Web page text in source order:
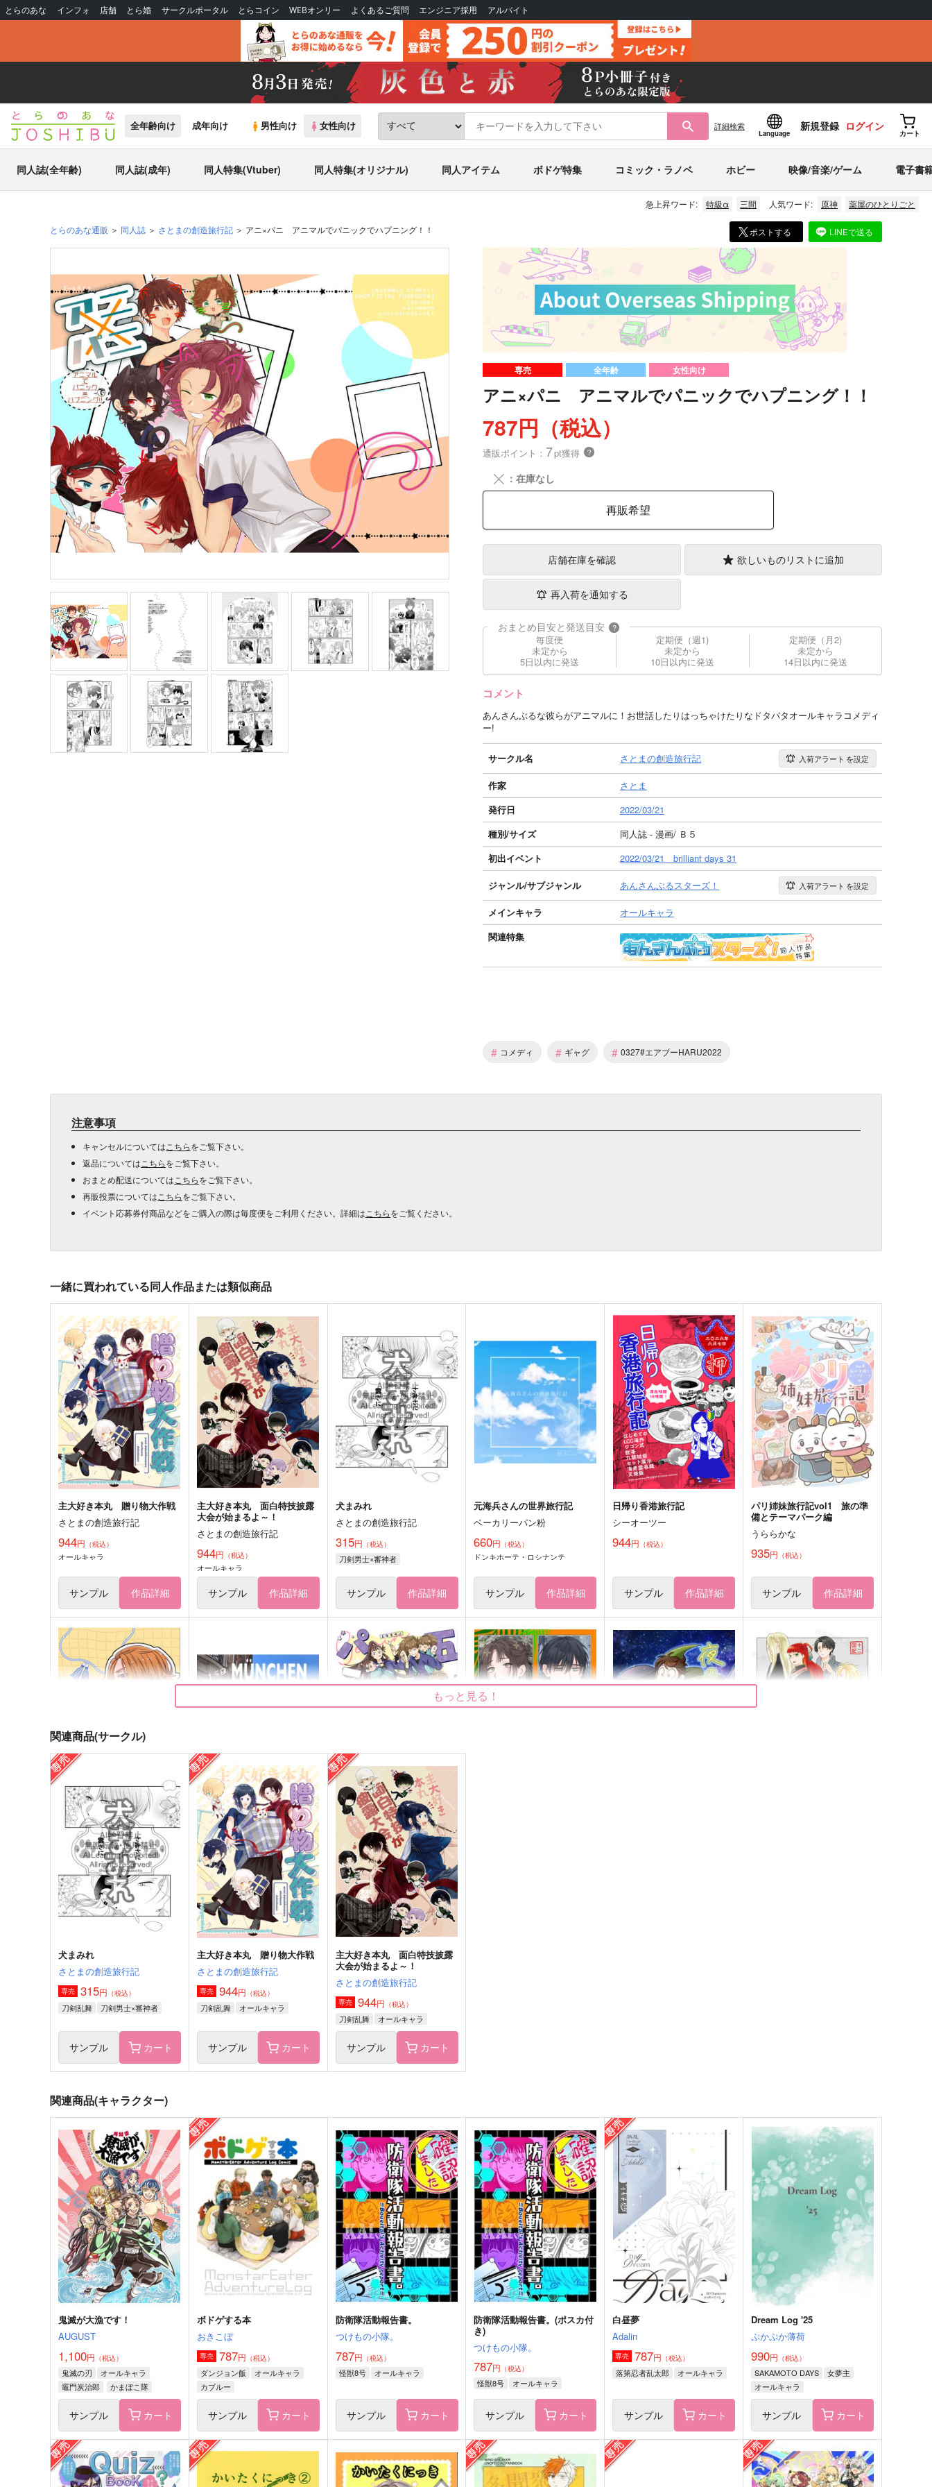
とらのあな インフォ 店舗 とら婚 サークルポータル とらコイン WEBオンリー よくあるご質問 エンジニア採用 アルバイト
全年齢向け 成年向け 男性向け 女性向け 詳細検索
Language
新規登録 ログイン
カート
同人誌(全年齢) 同人誌(成年) 同人特集(Vtuber) 同人特集(オリジナル) 同人アイテム ボドゲ特集 コミック・ラノベ ホビー 映像/音楽/ゲーム 電子書
急上昇ワード: 特級α 三間 人気ワード: 原神 薬屋のひとりごと
とらのあな通販 同人誌 さとまの創造旅行記 アニ×パニ アニマルでパニックでハプニング！！ ポストする LINEで送る
専売 全年齢 女性向け
アニ×パニ アニマルでパニックでハプニング！！
787円（税込）
通販ポイント： 7pt獲得 ？
╳ ：在庫なし
再販希望
店舗在庫を確認 欲しいものリストに追加
再入荷を通知する
おまとめ目安と発送目安 ?
毎度便
未定から
5日以内に発送
定期便（週1)
未定から
10日以内に発送
定期便（月2)
未定から
14日以内に発送
コメント
あんさんぶるな彼らがアニマルに！お世話したりはっちゃけたりなドタバタオールキャラコメディ
ー!
サークル名 さとまの創造旅行記 入荷アラート を設定
作家
さとま
発行日
2022/03/21
種別/サイズ
同人誌 - 漫画/ Ｂ５
初出イベント
2022/03/21 brilliant days 31
ジャンル/サブジャンル あんさんぶるスターズ！ 入荷アラート を設定
メインキャラ
オールキャラ
関連特集
# コメディ # ギャグ # 0327#エアブーHARU2022
注意事項
キャンセルについては こちらをご覧下さい。
返品については こちらをご覧下さい。
おまとめ配送については こちらをご覧下さい。
再販投票については こちらをご覧下さい。
イベント応募券付商品などをご購入の際は毎度便をご利用ください。詳細は こちらをご覧ください。
一緒に買われている同人作品または類似商品
主大好き本丸 贈り物大作戦
さとまの創造旅行記
944円 （税込）
オールキャラ
サンプル 作品詳細
主大好き本丸 面白特技披露
大会が始まるよ～！
さとまの創造旅行記
944円 （税込）
オールキャラ
サンプル 作品詳細
犬まみれ
さとまの創造旅行記
315円 （税込）
刀剣男士×審神者
サンプル 作品詳細
元海兵さんの世界旅行記
ベーカリーパン粉
660円 （税込）
ドンキホーテ・ロシナンテ
サンプル 作品詳細
日帰り香港旅行記
シーオーツー
944円 （税込）
サンプル 作品詳細
パリ姉妹旅行記vol1 旅の準
備とテーマパーク編
うららかな
935円 （税込）
サンプル 作品詳細
東卍と行く！ドイツ・南仏旅
行記
toscana
1,729円（税込）
佐野万次郎
サンプル 作品詳細
ミュンヘン旅行記
ドリップ珈琲
629円（税込）
ミヒャエル・カイザー
サンプル 作品詳細
五忍パニック!!
水天一碧
944円（税込）
五年生
サンプル 作品詳細
COLLECTIONS13
A.U.FOREST
1,887円（税込）
泰麒
サンプル 作品詳細
【再販】鬼殺隊顛末記ー再録
集ー
週末
1,536円（税込）
オールキャラ
サンプル 作品詳細
ラブレター・フロム・モブ
不死身の負け犬
715円（税込）
陽子×景麒
サンプル 作品詳細
爆裂卍（まんじ）愛羅武勇
toscana
1,572円 （税込）
佐野万次郎
サンプル 作品詳細
はぐれ者の領分
ふたご座
787
ピャスト伯
サンプル 作品詳細
余白の地平
吸血公子
944円 （税込）
埋れ木一郎
作品詳細
天文研究所余録
ふたご座
787円（税込）
みゅみゅっとラッキーハプニ
ング
AtoZ
もっと見る！
関連商品(サークル)
犬まみれ
さとまの創造旅行記
専売 315円 （税込）
刀剣乱舞 刀剣男士×審神者
サンプル カート
主大好き本丸 贈り物大作戦
さとまの創造旅行記
専売 944円 （税込）
刀剣乱舞 オールキャラ
サンプル カート
主大好き本丸 面白特技披露
大会が始まるよ～！
さとまの創造旅行記
専売 944円 （税込）
刀剣乱舞 オールキャラ
サンプル カート
関連商品(キャラクター)
鬼滅が大漁です！
AUGUST
1,100円 （税込）
鬼滅の刃
オールキャラ
竈門炭治郎
かまぼこ隊
サンプル カート
ボドゲする本
おきこぼ
専売 787円 （税込）
ダンジョン飯
オールキャラ
カブルー
サンプル カート
防衛隊活動報告書。
つけもの小隊。
787円 （税込）
怪獣8号 オールキャラ
サンプル カート
防衛隊活動報告書。(ポスカ付
き)
つけもの小隊。
787円 （税込）
怪獣8号 オールキャラ
サンプル カート
白昼夢
Adalin
専売 787円 （税込）
落第忍者乱太郎 オールキャラ
サンプル カート
Dream Log '25
ぷかぷか薄荷
990円 （税込）
SAKAMOTO DAYS
女夢主
オールキャラ
サンプル カート